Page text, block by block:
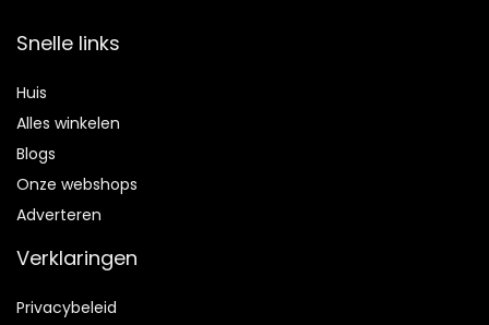
Snelle links
Huis
Alles winkelen
Blogs
Onze webshops
Adverteren
Verklaringen
Privacybeleid